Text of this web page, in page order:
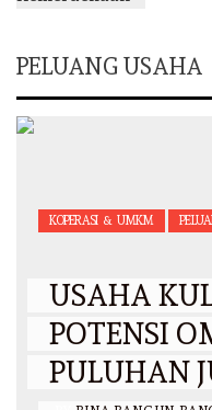
PELUANG USAHA
KOPERASI & UMKM
USAHA
POTENSI
PULUHAN